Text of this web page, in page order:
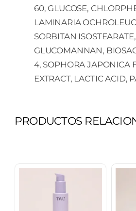
60, GLUCOSE,
LAMINARIA
SORBITAN ISOSTEARATE,
GLUCOMANNAN,
4, SOPHORA JAPONICA
EXTRACT, LACTIC ACID,
PRODUCTOS